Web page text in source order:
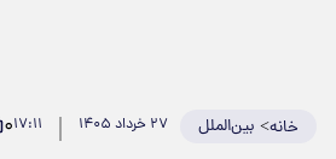
خانه> بین‌الملل ۲۷ خرداد ۱۴۰۵ ۱۷:۱۱۰